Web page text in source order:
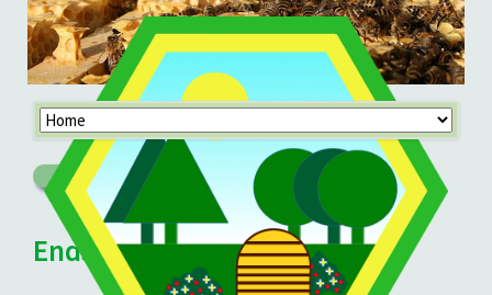
Navigation
überspringen
Zurück
Endspurt (...oder Start?)